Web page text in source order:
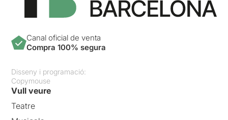
Canal oficial de venta
Compra 100% segura
Disseny i programació:
Copymouse
Vull veure
Teatre